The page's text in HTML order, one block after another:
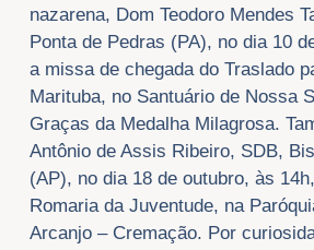
nazarena, Dom Teodoro Mendes
Ponta de Pedras (PA), no dia 10
a missa de chegada do Traslado
Marituba, no Santuário de Nossa
Graças da Medalha Milagrosa.
Antônio de Assis Ribeiro, SDB,
(AP), no dia 18 de outubro, às
Romaria da Juventude, na
Arcanjo – Cremação. Por